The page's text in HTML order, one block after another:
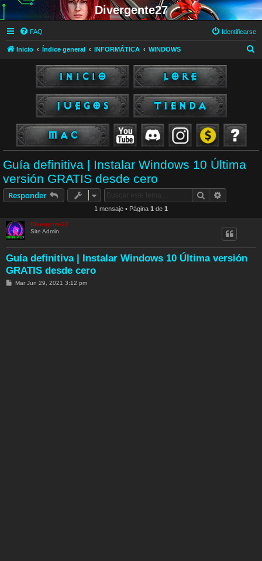
Divergente27
FAQ Identificarse
Inicio Índice general INFORMÁTICA WINDOWS
Guía definitiva | Instalar Windows 10 Última
versión GRATIS desde cero
Responder Buscar
1 mensaje • Página 1 de 1
Divergente27
Site Admin
Guía definitiva | Instalar Windows 10 Última versión
GRATIS desde cero
MMar Jun 29, 2021 3:12 pm